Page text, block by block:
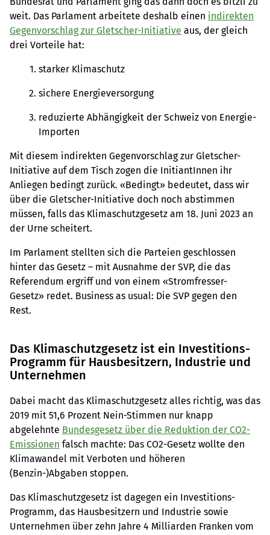
weit. Das Parlament arbeitete deshalb einen indirekten
Gegenvorschlag zur Gletscher-Initiative aus, der gleich
drei Vorteile hat:
starker Klimaschutz
sichere Energieversorgung
reduzierte Abhängigkeit der Schweiz von Energie-
Importen
Mit diesem indirekten Gegenvorschlag zur Gletscher-
Initiative auf dem Tisch zogen die InitiantInnen ihr
Anliegen bedingt zurück. «Bedingt» bedeutet, dass wir
über die Gletscher-Initiative doch noch abstimmen
müssen, falls das Klimaschutzgesetz am 18. Juni 2023 an
der Urne scheitert.
Im Parlament stellten sich die Parteien geschlossen
hinter das Gesetz – mit Ausnahme der SVP, die das
Referendum ergriff und von einem «Stromfresser-
Gesetz» redet. Business as usual: Die SVP gegen den
Rest.
Das Klimaschutzgesetz ist ein Investitions-
Programm für Hausbesitzern, Industrie und
Unternehmen
Dabei macht das Klimaschutzgesetz alles richtig, was das
2019 mit 51,6 Prozent Nein-Stimmen nur knapp
abgelehnte Bundesgesetz über die Reduktion der CO2-
Emissionen falsch machte: Das CO2-Gesetz wollte den
Klimawandel mit Verboten und höheren
(Benzin-)Abgaben stoppen.
Das Klimaschutzgesetz ist dagegen ein Investitions-
Programm, das Hausbesitzern und Industrie sowie
Unternehmen über zehn Jahre 4 Milliarden Franken vom